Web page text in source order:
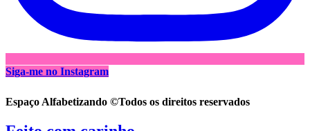
Siga-me no Instagram
Espaço Alfabetizando ©Todos os direitos reservados